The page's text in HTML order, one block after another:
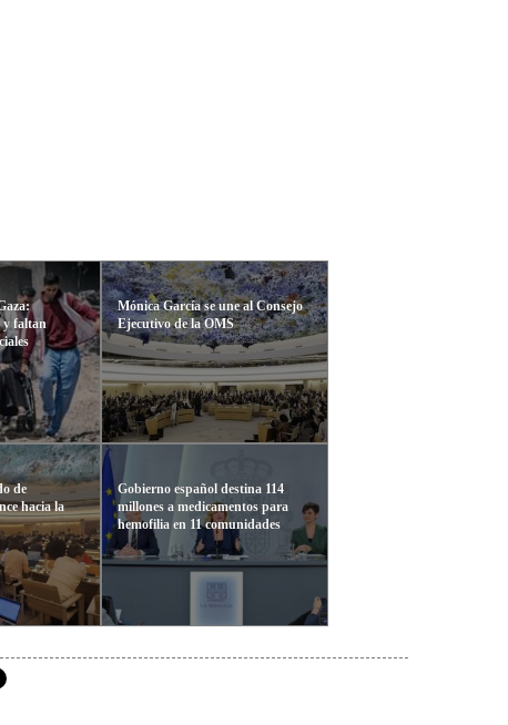
y faltan
de
hacia la
Mónica García se une al Consejo
Ejecutivo de la OMS
Gobierno español destina 114
millones a medicamentos para
hemofilia en 11 comunidades